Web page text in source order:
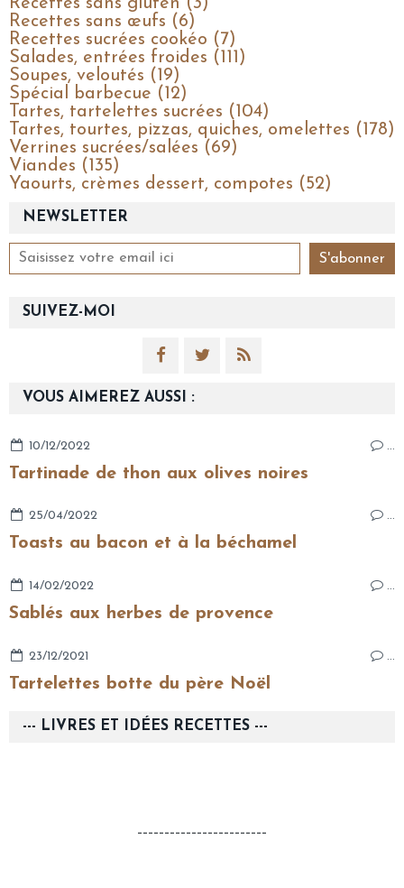
NEWSLETTER
SUIVEZ-MOI
VOUS AIMEREZ AUSSI :
10/12/2022 …
Tartinade de thon aux olives noires
25/04/2022 …
Toasts au bacon et à la béchamel
14/02/2022 …
Sablés aux herbes de provence
23/12/2021 …
Tartelettes botte du père Noël
Recettes sans œufs (6)
Recettes sucrées cookéo (7)
Salades, entrées froides (111)
Soupes, veloutés (19)
Spécial barbecue (12)
Tartes, tartelettes sucrées (104)
Tartes, tourtes, pizzas, quiches, omelettes (178)
Verrines sucrées/salées (69)
Viandes (135)
Yaourts, crèmes dessert, compotes (52)
--- LIVRES ET IDÉES RECETTES ---
------------------------